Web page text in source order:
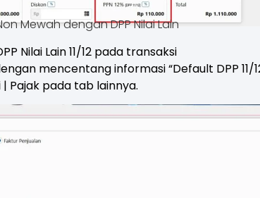
Mewah dengan DPP Nilai Lain
Nilai Lain 11/12 pada transaksi
mencentang informasi “Default DPP 11/
Pajak pada tab lainnya.